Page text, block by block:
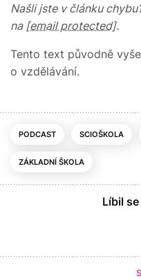
Našli jste v článku
na [email protected].
Tento text původně
o vzdělávání.
PODCAST SCIOŠKOLA
ZÁKLADNÍ ŠKOLA
Líbil